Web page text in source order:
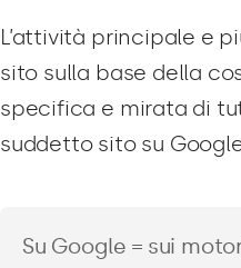
L’attività principale e
sito sulla base della
specifica e mirata di
suddetto sito su
Su Google = sui